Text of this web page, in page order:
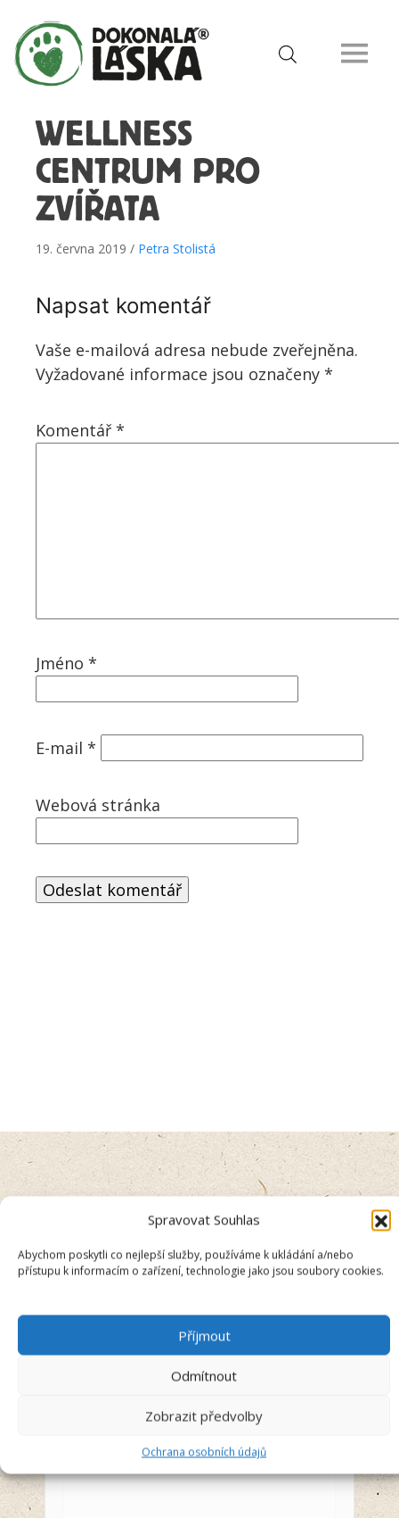
Spravovat Souhlas
Abychom poskytli co nejlepší služby, používáme k ukládání a/nebo
přístupu k informacím o zařízení, technologie jako jsou soubory cookies.
Příjmout
Odmítnout
Zobrazit předvolby
Ochrana osobních údajů
WELLNESS
CENTRUM PRO
ZVÍŘATA
19. června 2019 / Petra Stolistá
Napsat komentář
Vaše e-mailová adresa nebude zveřejněna.
Vyžadované informace jsou označeny *
Komentář *
Jméno *
E-mail *
Webová stránka
Recenzent
5/5
Jsem spokojená s kapičkami na
zoubky pro mého pejska Barunku